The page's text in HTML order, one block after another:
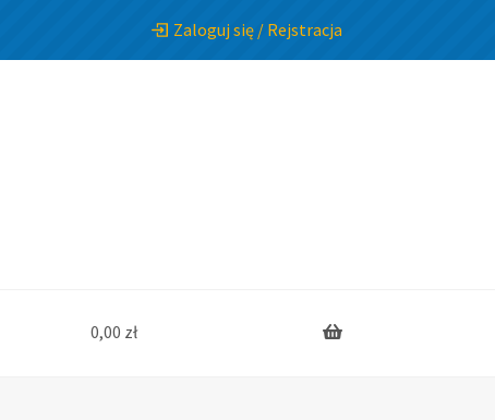
Zaloguj się / Rejstracja
0,00 zł